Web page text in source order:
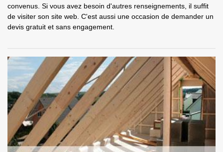
convenus. Si vous avez besoin d'autres renseignements, il suffit
de visiter son site web. C'est aussi une occasion de demander un
devis gratuit et sans engagement.